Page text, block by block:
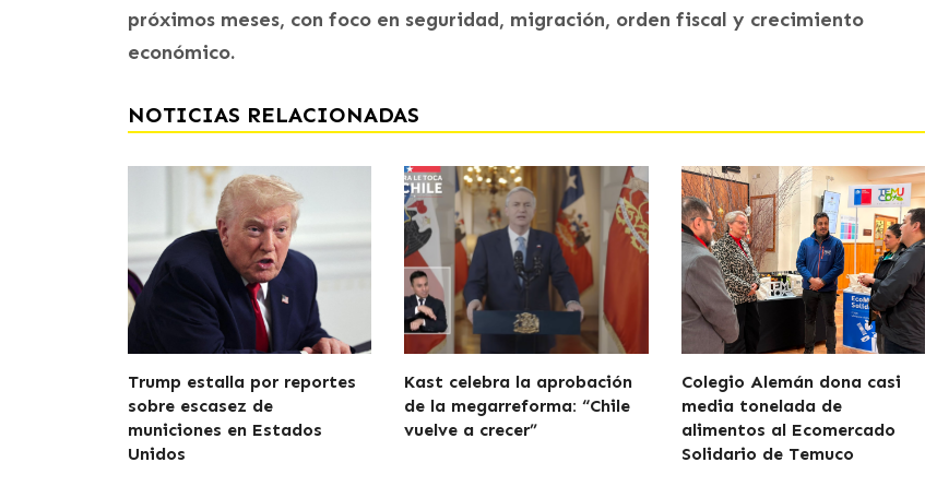
próximos meses, con foco en seguridad, migración, orden fiscal y crecimiento
económico.
NOTICIAS RELACIONADAS
Trump estalla por reportes
sobre escasez de
municiones en Estados
Unidos
Kast celebra la aprobación
de la megarreforma: “Chile
vuelve a crecer”
Colegio Alemán dona casi
media tonelada de
alimentos al Ecomercado
Solidario de Temuco